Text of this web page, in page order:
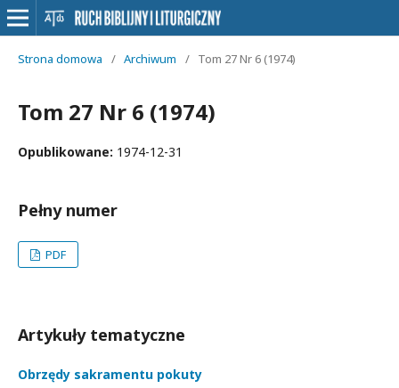
Strona domowa / Archiwum / Tom 27 Nr 6 (1974)
Tom 27 Nr 6 (1974)
Opublikowane: 1974-12-31
Pełny numer
PDF
Artykuły tematyczne
Obrzędy sakramentu pokuty